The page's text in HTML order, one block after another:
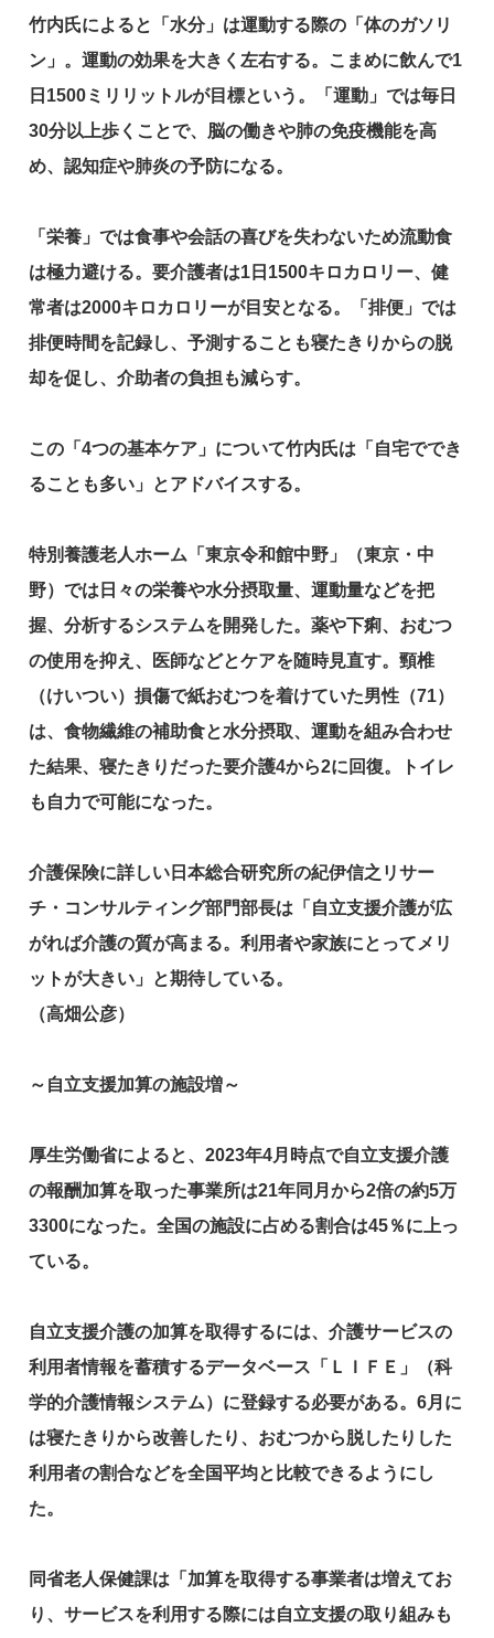
竹内氏によると「水分」は運動する際の「体のガソリ
ン」。運動の効果を大きく左右する。こまめに飲んで1
日1500ミリリットルが目標という。「運動」では毎日
30分以上歩くことで、脳の働きや肺の免疫機能を高
め、認知症や肺炎の予防になる。
「栄養」では食事や会話の喜びを失わないため流動食
は極力避ける。要介護者は1日1500キロカロリー、健
常者は2000キロカロリーが目安となる。「排便」では
排便時間を記録し、予測することも寝たきりからの脱
却を促し、介助者の負担も減らす。
この「4つの基本ケア」について竹内氏は「自宅ででき
ることも多い」とアドバイスする。
特別養護老人ホーム「東京令和館中野」（東京・中
野）では日々の栄養や水分摂取量、運動量などを把
握、分析するシステムを開発した。薬や下痢、おむつ
の使用を抑え、医師などとケアを随時見直す。頸椎
（けいつい）損傷で紙おむつを着けていた男性（71）
は、食物繊維の補助食と水分摂取、運動を組み合わせ
た結果、寝たきりだった要介護4から2に回復。トイレ
も自力で可能になった。
介護保険に詳しい日本総合研究所の紀伊信之リサー
チ・コンサルティング部門部長は「自立支援介護が広
がれば介護の質が高まる。利用者や家族にとってメリ
ットが大きい」と期待している。
（高畑公彦）
～自立支援加算の施設増～
厚生労働省によると、2023年4月時点で自立支援介護
の報酬加算を取った事業所は21年同月から2倍の約5万
3300になった。全国の施設に占める割合は45％に上っ
ている。
自立支援介護の加算を取得するには、介護サービスの
利用者情報を蓄積するデータベース「ＬＩＦＥ」（科
学的介護情報システム）に登録する必要がある。6月に
は寝たきりから改善したり、おむつから脱したりした
利用者の割合などを全国平均と比較できるようにし
た。
同省老人保健課は「加算を取得する事業者は増えてお
り、サービスを利用する際には自立支援の取り組みも